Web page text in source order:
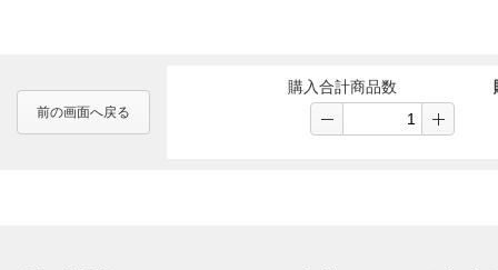
前の画面へ戻る
購入合計商品数